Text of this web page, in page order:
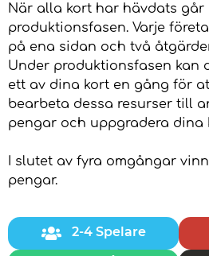
När alla kort har hävdats går
produktionsfasen. Varje
på ena sidan och två
Under produktionsfasen kan
ett av dina kort en gång för
bearbeta dessa resurser till
pengar och uppgradera dina
I slutet av fyra omgångar
pengar.
2-4 Spelare